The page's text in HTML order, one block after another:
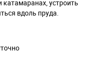
катамаранах, устроить
вдоль пруда.